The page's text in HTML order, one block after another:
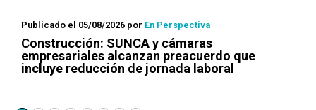
Publicado el 05/08/2026 por En Perspectiva
Construcción: SUNCA y cámaras
empresariales alcanzan preacuerdo que
incluye reducción de jornada laboral